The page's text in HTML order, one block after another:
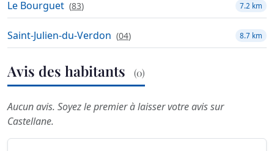
Le Bourguet (83) 7.2 km
Saint-Julien-du-Verdon (04) 8.7 km
Avis des habitants (0)
Aucun avis. Soyez le premier à laisser votre avis sur
Castellane.